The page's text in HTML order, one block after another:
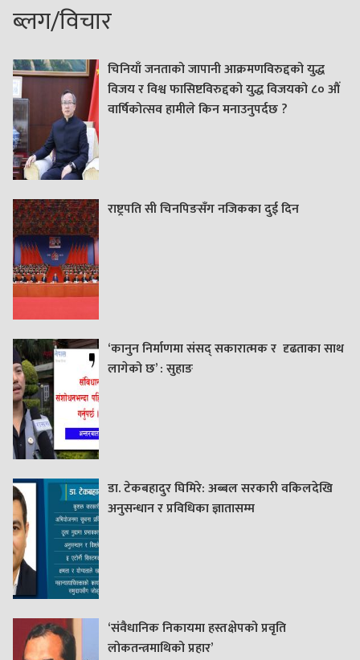
ब्लग/विचार
चिनियाँ जनताको जापानी आक्रमणविरुद्दको युद्ध
विजय र विश्व फासिष्टविरुद्दको युद्ध विजयको ८० औं
वार्षिकोत्सव हामीले किन मनाउनुपर्दछ ?
राष्ट्रपति सी चिनपिङसँग नजिकका दुई दिन
‘कानुन निर्माणमा संसद् सकारात्मक र दृढताका साथ
लागेको छ’ : सुहाङ
डा. टेकबहादुर घिमिरे: अब्बल सरकारी वकिलदेखि
अनुसन्धान र प्रविधिका ज्ञातासम्म
‘संवैधानिक निकायमा हस्तक्षेपको प्रवृति
लोकतन्त्रमाथिको प्रहार’